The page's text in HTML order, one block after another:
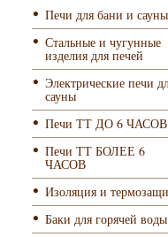
Печи для бани и сауны
Стальные и чугунные
изделия для печей
Электрические печи
сауны
Печи ТТ ДО 6 ЧАСОВ
Печи ТТ БОЛЕЕ 6
ЧАСОВ
Изоляция и
Баки для горячей воды